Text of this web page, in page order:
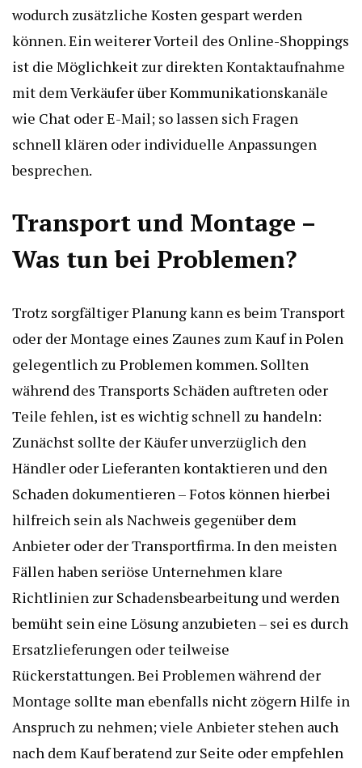
wodurch zusätzliche Kosten gespart werden
können. Ein weiterer Vorteil des Online-Shoppings
ist die Möglichkeit zur direkten Kontaktaufnahme
mit dem Verkäufer über Kommunikationskanäle
wie Chat oder E-Mail; so lassen sich Fragen
schnell klären oder individuelle Anpassungen
besprechen.
Transport und Montage –
Was tun bei Problemen?
Trotz sorgfältiger Planung kann es beim Transport
oder der Montage eines Zaunes zum Kauf in Polen
gelegentlich zu Problemen kommen. Sollten
während des Transports Schäden auftreten oder
Teile fehlen, ist es wichtig schnell zu handeln:
Zunächst sollte der Käufer unverzüglich den
Händler oder Lieferanten kontaktieren und den
Schaden dokumentieren – Fotos können hierbei
hilfreich sein als Nachweis gegenüber dem
Anbieter oder der Transportfirma. In den meisten
Fällen haben seriöse Unternehmen klare
Richtlinien zur Schadensbearbeitung und werden
bemüht sein eine Lösung anzubieten – sei es durch
Ersatzlieferungen oder teilweise
Rückerstattungen. Bei Problemen während der
Montage sollte man ebenfalls nicht zögern Hilfe in
Anspruch zu nehmen; viele Anbieter stehen auch
nach dem Kauf beratend zur Seite oder empfehlen